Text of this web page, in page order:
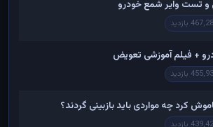
و تست وایر شمع خودرو
بازدید
+ فیلم آموزشی تعویض
بازدید
کرد چه مواردی باید بازبینی گردند؟
بازدید